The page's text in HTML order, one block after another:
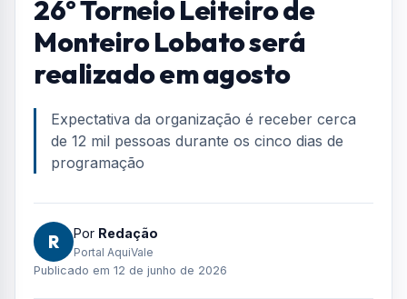
26º Torneio Leiteiro de
Monteiro Lobato será
realizado em agosto
Expectativa da organização é receber cerca
de 12 mil pessoas durante os cinco dias de
programação
R Por Redação
Portal AquiVale
Publicado em 12 de junho de 2026